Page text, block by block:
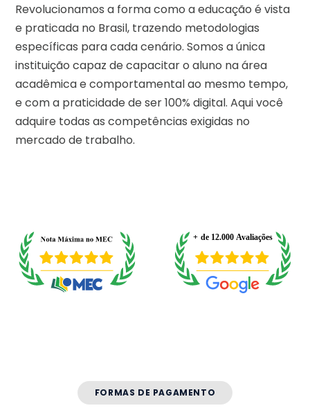
Revolucionamos a forma como a educação é vista
e praticada no Brasil, trazendo metodologias
específicas para cada cenário. Somos a única
instituição capaz de capacitar o aluno na área
acadêmica e comportamental ao mesmo tempo,
e com a praticidade de ser 100% digital. Aqui você
adquire todas as competências exigidas no
mercado de trabalho.
FORMAS DE PAGAMENTO